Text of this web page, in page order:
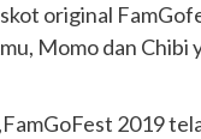
original
Momo dan
2019